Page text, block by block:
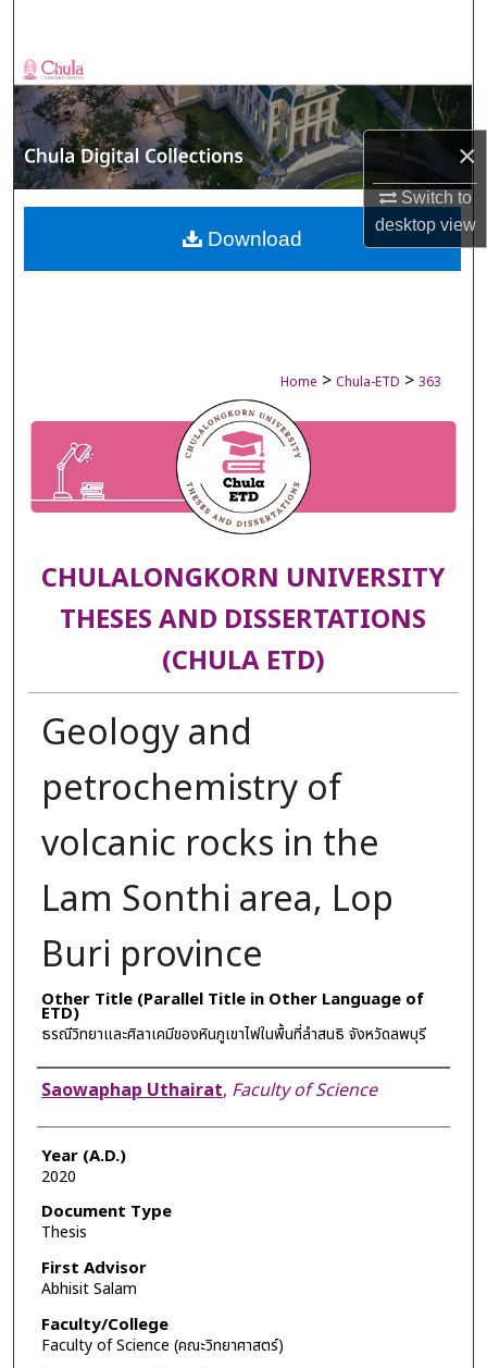
×
Switch to
desktopview
Browse Collections
My Account
About
Digital Commons Network™
Home > Chula-ETD > 363
CHULALONGKORN UNIVERSITY
THESES AND DISSERTATIONS
(CHULA ETD)
Geology and
petrochemistry of
volcanic rocks in the
Lam Sonthi area, Lop
Buri province
Other Title (Parallel Title in Other Language of
ETD)
ธรณีวิทยาและศิลาเคมีของหินภูเขาไฟในพื้นที่ลำสนธิ จังหวัดลพบุรี
Author
Saowaphap Uthairat, Faculty of Science
Year (A.D.)
2020
Document Type
Thesis
First Advisor
Abhisit Salam
Faculty/College
Faculty of Science (คณะวิทยาศาสตร์)
Download